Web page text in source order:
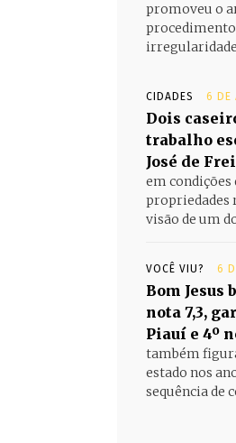
promoveu o
procedimento
CIDADES 6 DE
Dois
trabalho
José de
em condições
propriedades
visão de um
VOCÊ VIU? 6
Bom Jesus
nota 7,3,
Piauí e 4º
também
estado nos
sequência de